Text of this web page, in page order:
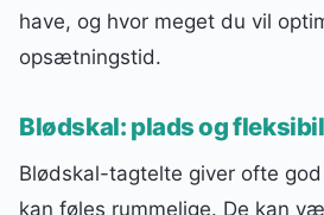
have, og hvor meget du vil
opsætningstid.
Blødskal: plads og
Blødskal-tagtelte giver ofte
kan føles rummelige. De kan